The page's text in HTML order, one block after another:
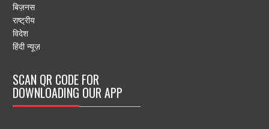
बिज़नस
राष्ट्रीय
विदेश
हिंदी न्यूज़
SCAN QR CODE FOR
DOWNLOADING OUR APP